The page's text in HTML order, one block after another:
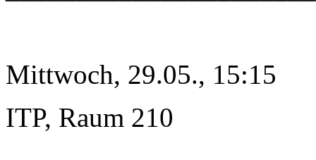
Mittwoch, 29.05., 15:15
ITP, Raum 210